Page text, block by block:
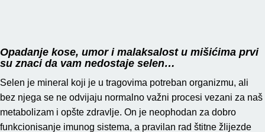
Opadanje kose, umor i malaksalost u mišićima prvi
su znaci da vam nedostaje selen…
Selen je mineral koji je u tragovima potreban organizmu, ali
bez njega se ne odvijaju normalno važni procesi vezani za naš
metabolizam i opšte zdravlje. On je neophodan za dobro
funkcionisanje imunog sistema, a pravilan rad štitne žlijezde